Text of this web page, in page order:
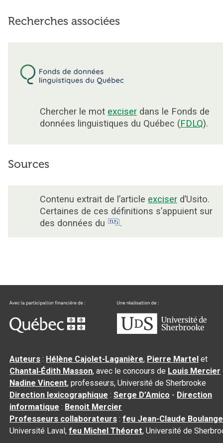
Recherches associées
Chercher le mot exciser dans le Fonds de
données linguistiques du Québec (FDLQ).
Sources
Contenu extrait de l’article exciser d’Usito.
Certaines de ces définitions s’appuient sur
des données du
.
Auteurs : Hélène Cajolet-Laganière, Pierre Martel et
Chantal‑Édith Masson, avec le concours de Louis Mercier
Nadine Vincent, professeurs, Université de Sherbrooke
Direction lexicographique :Serge D’Amico - Direction
informatique : Benoit Mercier
Professeurs collaborateurs :feu Jean-Claude
Université Laval,feu Michel Théoret, Université de